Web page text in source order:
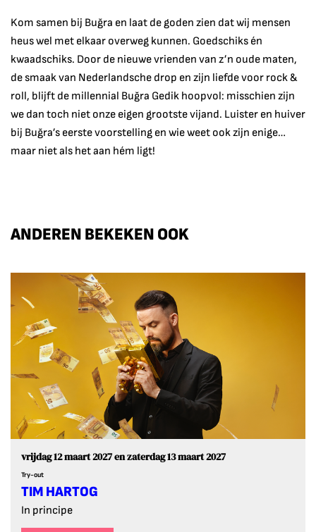
Kom samen bij Buğra en laat de goden zien dat wij mensen
heus wel met elkaar overweg kunnen. Goedschiks én
kwaadschiks. Door de nieuwe vrienden van z’n oude maten,
de smaak van Nederlandsche drop en zijn liefde voor rock &
roll, blijft de millennial Buğra Gedik hoopvol: misschien zijn
we dan toch niet onze eigen grootste vijand. Luister en huiver
bij Buğra’s eerste voorstelling en wie weet ook zijn enige…
maar niet als het aan hém ligt!
ANDEREN BEKEKEN OOK
TIM HARTOG
In principe
Try-out
vrijdag 12 maart 2027enzaterdag 13 maart 2027